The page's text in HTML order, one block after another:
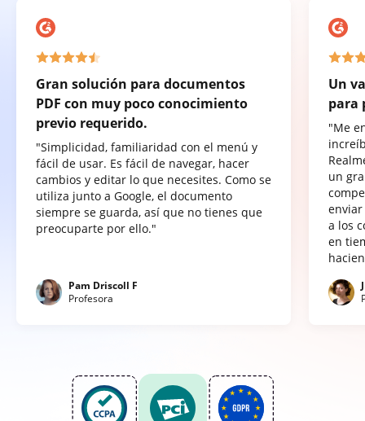
Gran solución para documentos
PDF con muy poco conocimiento
previo requerido.
"Simplicidad, familiaridad con el menú y
fácil de usar. Es fácil de navegar, hacer
cambios y editar lo que necesites. Como se
utiliza junto a Google, el documento
siempre se guarda, así que no tienes que
preocuparte por ello."
Pam Driscoll F
Profesora
Un
para
"Me
un
a los
en